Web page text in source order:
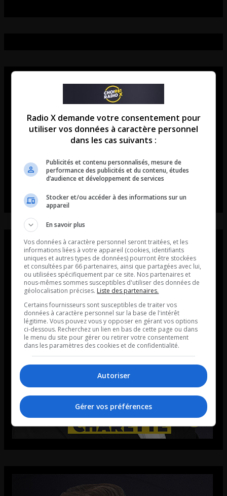
Radio X demande votre consentement pour
utiliser vos données à caractère personnel
dans les cas suivants :
Publicités et contenu personnalisés, mesure de
performance des publicités et du contenu, études
d’audience et développement de services
Stocker et/ou accéder à des informations sur un
appareil
En savoir plus
Vos données à caractère personnel seront traitées, et les
informations liées à votre appareil (cookies, identifiants
uniques et autres types de données) pourront être stockées
et consultées par 66 partenaires, ainsi que partagées avec lui,
ou utilisées spécifiquement par ce site. Nos partenaires et
nous-mêmes sommes susceptibles d'utiliser des données de
géolocalisation précises. Liste des partenaires.
Certains fournisseurs sont susceptibles de traiter vos
données à caractère personnel sur la base de l'intérêt
légitime. Vous pouvez vous y opposer en gérant vos options
ci-dessous. Recherchez un lien en bas de cette page ou dans
le menu du site pour gérer ou retirer votre consentement
dans les paramètres des cookies et de confidentialité.
Autoriser
Gérer vos préférences